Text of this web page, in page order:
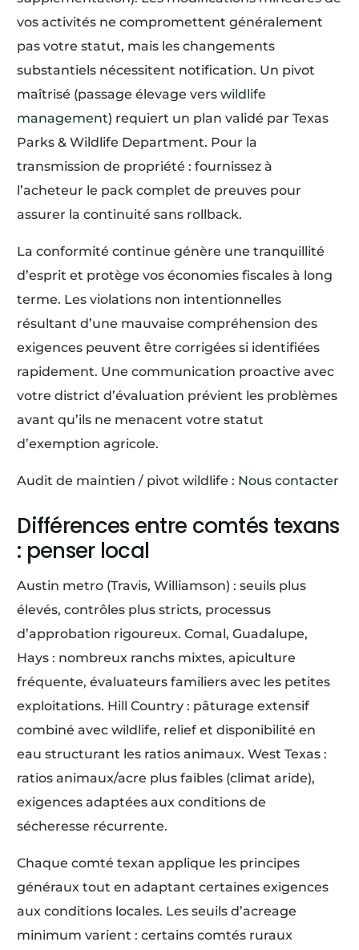
vos activités ne compromettent généralement
pas votre statut, mais les changements
substantiels nécessitent notification. Un pivot
maîtrisé (passage élevage verswildlife
management) requiert un plan validé par Texas
Parks & Wildlife Department. Pour la
transmission de propriété : fournissez à
l’acheteur le pack complet de preuves pour
assurer la continuité sans rollback.
La conformité continue génère une tranquillité
d’esprit et protège vos économies fiscales à long
terme. Les violations non intentionnelles
résultant d’une mauvaise compréhension des
exigences peuvent être corrigées si identifiées
rapidement. Une communication proactive avec
votre district d’évaluation prévient les problèmes
avant qu’ils ne menacent votre statut
d’exemption agricole.
Audit de maintien / pivot wildlife : Nous contacter
Différences entre comtés texans
: penser local
Austin metro (Travis, Williamson) : seuils plus
élevés, contrôles plus stricts, processus
d’approbation rigoureux. Comal, Guadalupe,
Hays : nombreux ranchs mixtes, apiculture
fréquente, évaluateurs familiers avec les petites
exploitations. Hill Country : pâturage extensif
combiné avec wildlife, relief et disponibilité en
eau structurant les ratios animaux. West Texas :
ratios animaux/acre plus faibles (climat aride),
exigences adaptées aux conditions de
sécheresse récurrente.
Chaque comté texan applique les principes
généraux tout en adaptant certaines exigences
aux conditions locales. Les seuils d’acreage
minimum varient : certains comtés ruraux